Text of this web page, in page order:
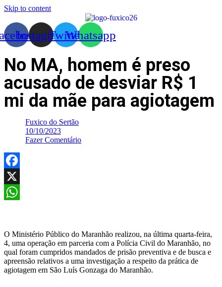
Skip to content
InstagramTwitterWhatsapp
No MA, homem é preso
acusado de desviar R$ 1
mi da mãe para agiotagem
Fuxico do Sertão
10/10/2023
Fazer Comentário
Facebook
X
O Ministério Público do Maranhão realizou, na última quarta-feira,
4, uma operação em parceria com a Polícia Civil do Maranhão, no
qual foram cumpridos mandados de prisão preventiva e de busca e
apreensão relativos a uma investigação a respeito da prática de
agiotagem em São Luís Gonzaga do Maranhão.